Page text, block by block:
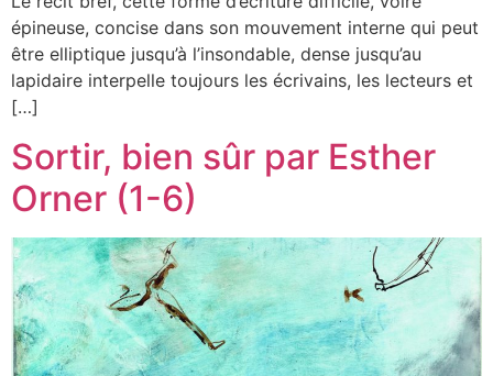
épineuse, concise dans son mouvement interne qui peut
être elliptique jusqu’à l’insondable, dense jusqu’au
lapidaire interpelle toujours les écrivains, les lecteurs et
[…]
Sortir, bien sûr par Esther
Orner (1-6)